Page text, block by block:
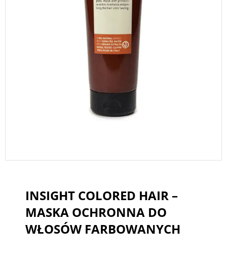
INSIGHT COLORED HAIR –
MASKA OCHRONNA DO
WŁOSÓW FARBOWANYCH